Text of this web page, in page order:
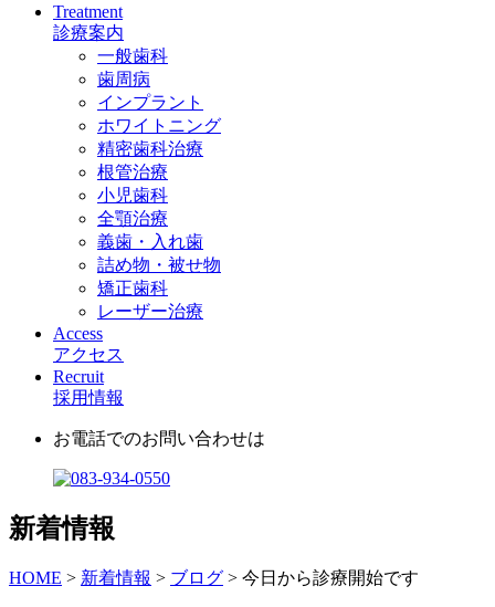
Treatment
診療案内
一般歯科
歯周病
インプラント
ホワイトニング
精密歯科治療
根管治療
小児歯科
全顎治療
義歯・入れ歯
詰め物・被せ物
矯正歯科
レーザー治療
Access
アクセス
Recruit
採用情報
お電話でのお問い合わせは
新着情報
HOME > 新着情報 > ブログ > 今日から診療開始です